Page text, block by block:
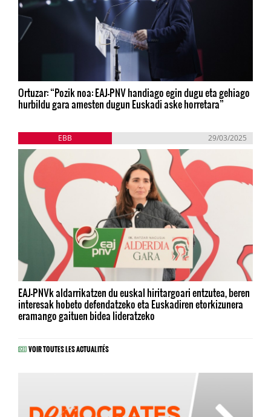
Ortuzar: “Pozik noa: EAJ-PNV handiago egin dugu eta gehiago
hurbildu gara amesten dugun Euskadi aske horretara”
EBB 29/03/2025
EAJ-PNVk aldarrikatzen du euskal hiritargoari entzutea, beren
interesak hobeto defendatzeko eta Euskadiren etorkizunera
eramango gaituen bidea lideratzeko
VOIR TOUTES LES ACTUALITÉS